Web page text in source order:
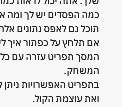
כמה הפסדים יש לך ומה
תוכל גם לאפס נתונים
אם תלחץ על כפתור איך
המסך תפריט עזרה עם
המשחק.
בתפריט האפשרויות
ואת עוצמת הקול.